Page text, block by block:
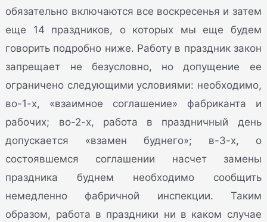
обязательно включаются все воскресенья и затем
еще 14 праздников, о которых мы еще будем
говорить подробно ниже. Работу в праздник закон
запрещает не безусловно, но допущение ее
ограничено следующими условиями: необходимо,
во-1-х, «взаимное соглашение» фабриканта и
рабочих; во-2-х, работа в праздничный день
допускается «взамен буднего»; в-3-х, о
состоявшемся соглашении насчет замены
праздника буднем необходимо сообщить
немедленно фабричной инспекции. Таким
образом, работа в праздники ни в каком случае